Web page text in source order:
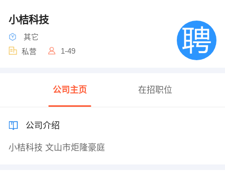
小桔科技
其它
私营
1-49
公司主页 在招职位
公司介绍
小桔科技 文山市炬隆豪庭